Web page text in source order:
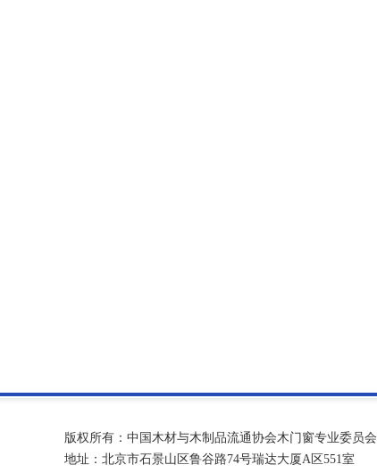
版权所有：中国木材与木制品流通协会木门窗专业委员会
地址：北京市石景山区鲁谷路74号瑞达大厦A区551室